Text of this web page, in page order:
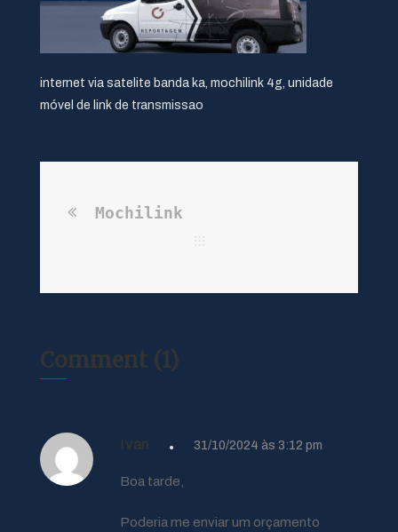
internet via satelite banda ka, mochilink 4g, unidade
móvel de link de transmissao
Mochilink
Comment (1)
Ivan 31/10/2024 às 3:12 pm
Boa tarde,
Poderia me enviar um orçamento